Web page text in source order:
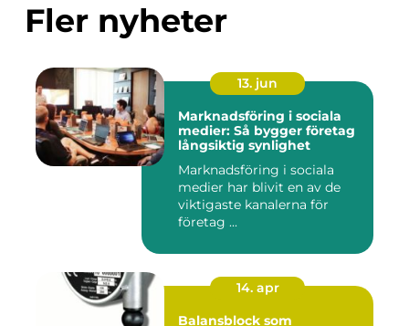
Fler nyheter
13. jun
Marknadsföring i sociala
medier: Så bygger företag
långsiktig synlighet
Marknadsföring i sociala
medier har blivit en av de
viktigaste kanalerna för
företag ...
14. apr
Balansblock som